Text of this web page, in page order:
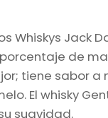
Whiskys Jack
de
tiene sabor a
El whisky
suavidad.